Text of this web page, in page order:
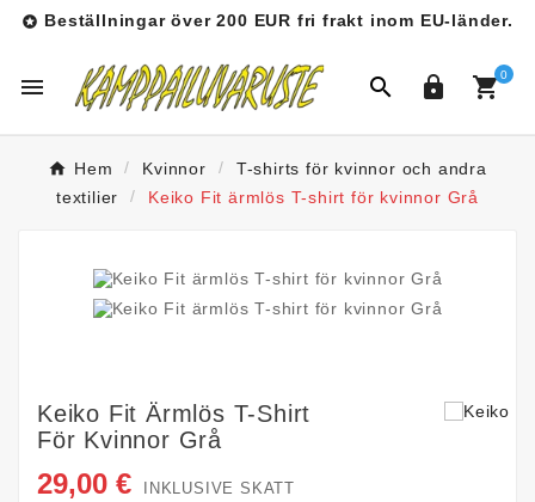
 Beställningar över 200 EUR fri frakt inom EU-länder.
   0
Hem Kvinnor
T-shirts för kvinnor och andra
textilier
Keiko Fit ärmlös T-shirt för kvinnor Grå
Keiko Fit Ärmlös T-Shirt
För Kvinnor Grå
29,00 € INKLUSIVE SKATT